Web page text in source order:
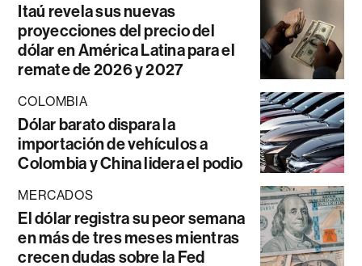
Itaú revela sus nuevas
proyecciones del precio del
dólar en América Latina para el
remate de 2026 y 2027
COLOMBIA
Dólar barato dispara la
importación de vehículos a
Colombia y China lidera el podio
MERCADOS
El dólar registra su peor semana
en más de tres meses mientras
crecen dudas sobre la Fed